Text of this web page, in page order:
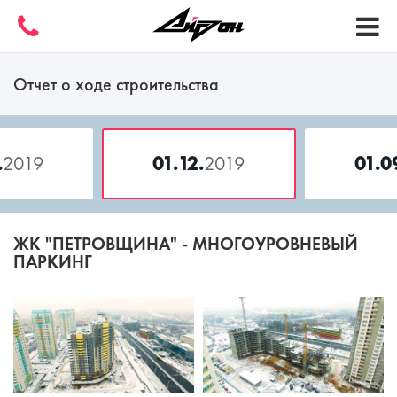
Отчет о ходе строительства
2019 01.12.2019
ЖК "ПЕТРОВЩИНА" - МНОГОУРОВНЕВЫЙ
ПАРКИНГ